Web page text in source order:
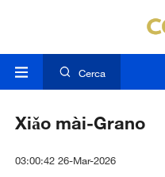
Cerca
Xiǎo mài-Grano
03:00:42 26-Mar-2026